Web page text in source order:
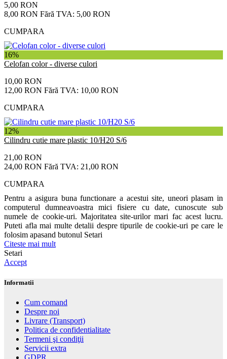
5,00 RON
8,00 RON Fără TVA: 5,00 RON
CUMPARA
16%
Celofan color - diverse culori
10,00 RON
12,00 RON Fără TVA: 10,00 RON
CUMPARA
12%
Cilindru cutie mare plastic 10/H20 S/6
21,00 RON
24,00 RON Fără TVA: 21,00 RON
CUMPARA
Pentru a asigura buna functionare a acestui site, uneori plasam in
computerul dumneavoastra mici fisiere cu date, cunoscute sub
numele de cookie-uri. Majoritatea site-urilor mari fac acest lucru.
Puteti afla mai multe detalii despre tipurile de cookie-uri pe care le
folosim apasand butonul Setari
Citeste mai mult
Setari
Accept
Informatii
Cum comand
Despre noi
Livrare (Transport)
Politica de confidentialitate
Termeni şi condiţii
Servicii extra
GDPR